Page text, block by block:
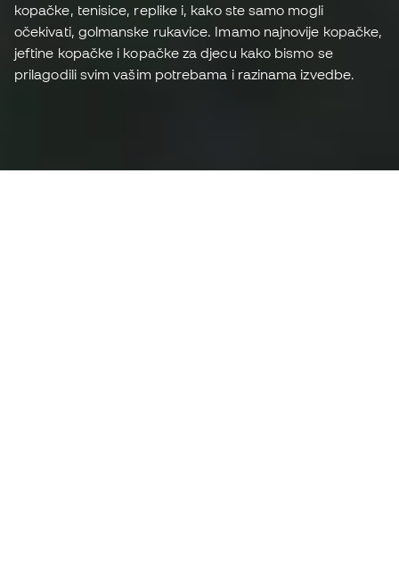
kopačke, tenisice, replike i, kako ste samo mogli
očekivati, golmanske rukavice. Imamo najnovije kopačke,
jeftine kopačke i kopačke za djecu kako bismo se
prilagodili svim vašim potrebama i razinama izvedbe.